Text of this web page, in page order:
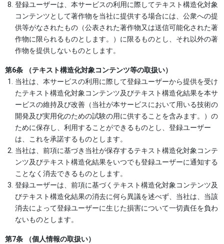
登録ユーザーは、本サービスの利用に際してテキスト構造化対象
コンテンツとして著作物を当社に提供する場合には、公衆への提
供等がなされたもの（公表された著作物又は送信可能化された著
作物に限られるものとします。）に限るものとし、それ以外の著
作物を提供しないものとします。
第6条 （テキスト構造化対象コンテンツ等の取扱い）
当社は、本サービスの利用に際して登録ユーザーから提供を受け
たテキスト構造化対象コンテンツ及びテキスト構造化結果を本サ
ービスの維持及び改善（当社が本サービスにおいて用いる技術の
開発及び実用化のための試験の用に供することを含みます。）の
ために保存し、利用することができるものとし、登録ユーザー
は、これを承諾するものとします。
当社は、前項に基づき当社が保存するテキスト構造化対象コンテ
ンツ及びテキスト構造化結果をいつでも登録ユーザーに通知する
ことなく消去できるものとします。
登録ユーザーは、前項に基づくテキスト構造化対象コンテンツ及
びテキスト構造化結果の消去に何ら異議を述べず、当社は、当該
消去によって登録ユーザーに生じた損害について一切責任を負わ
ないものとします。
第7条 （個人情報の取扱い）